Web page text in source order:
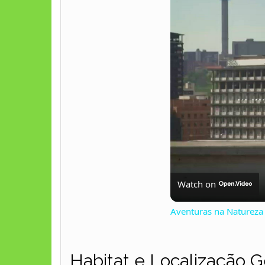
Watch on
Aventuras na
Habitat e Localização